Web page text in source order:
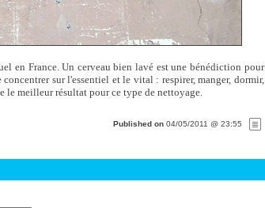
en France. Un cerveau bien lavé est une bénédiction pour
sur l'essentiel et le vital : respirer, manger, dormir,
le meilleur résultat pour ce type de nettoyage.
Published on 04/05/2011 @ 23:55